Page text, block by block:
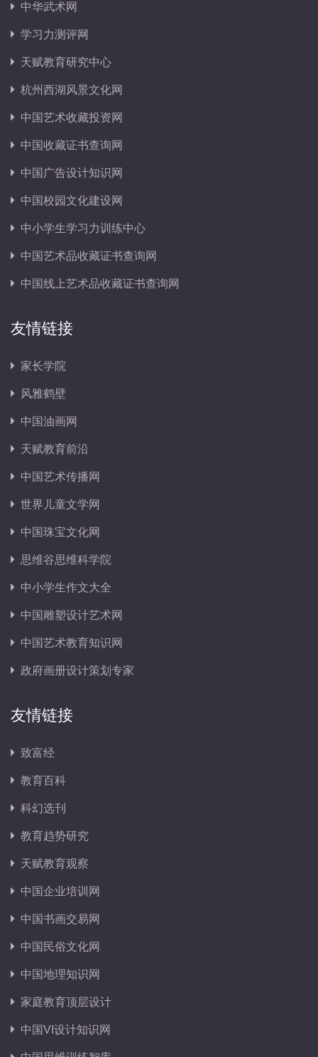
中华武术网
学习力测评网
天赋教育研究中心
杭州西湖风景文化网
中国艺术收藏投资网
中国收藏证书查询网
中国广告设计知识网
中国校园文化建设网
中小学生学习力训练中心
中国艺术品收藏证书查询网
中国线上艺术品收藏证书查询网
友情链接
家长学院
风雅鹤壁
中国油画网
天赋教育前沿
中国艺术传播网
世界儿童文学网
中国珠宝文化网
思维谷思维科学院
中小学生作文大全
中国雕塑设计艺术网
中国艺术教育知识网
政府画册设计策划专家
友情链接
致富经
教育百科
科幻选刊
教育趋势研究
天赋教育观察
中国企业培训网
中国书画交易网
中国民俗文化网
中国地理知识网
家庭教育顶层设计
中国VI设计知识网